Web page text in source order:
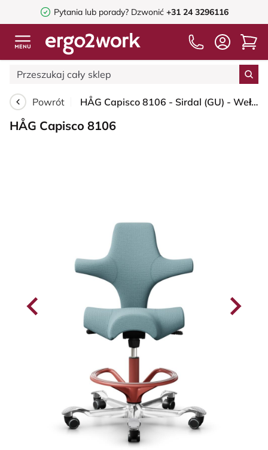
Pytania lub porady? Dzwonić +31 24 3296116
Powrót HÅG Capisco 8106 - Sirdal (GU) - Wełna - SRD730 Blue - Blush Rose - 200 mm (seat height 46-64cm) - Hard castors for soft floors
HÅG Capisco 8106